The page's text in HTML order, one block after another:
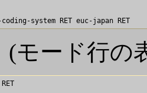
(モード行の